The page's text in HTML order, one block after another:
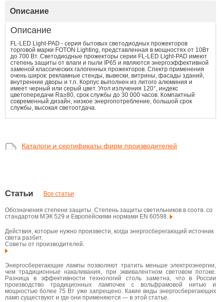
Описание
Описание
FL-LED Light-PAD - серия бытовых светодиодных прожекторов
торговой марки FOTON Lighting, представленная в мощностях от 10Вт
до 700 Вт. Светодиодные прожекторы серии FL-LED Light-PAD имеют
степень защиты от влаги и пыли IP65 и являются энергоэффективной
заменой классических галогенных прожекторов. Спектр применения
очень широк: рекламные стенды, вывески, витрины, фасады зданий,
внутренние дворы и т.п. Корпус выполнен из литого алюминия и
имеет черный или серый цвет. Угол излучения 120°, индекс
цветопередачи Ra≥80, срок службы до 30 000 часов. Компактный
современный дизайн, низкое энергопотребление, большой срок
службы, высокая светоотдача.
Каталоги и сертификаты фирм производителей
Статьи Все статьи
Обозначения степени защиты. Степень защиты светильников в соотв. со
стандартом МЭК 529 и Европейскими нормами EN 60598.
Действия, которые нужно произвести, когда энергосберегающий источник
света разбит.
Советы от производителей.
Энергосберегающие лампы позволяют тратить меньше электроэнергии,
чем традиционные накаливания, при эквивалентном световом потоке.
Разница в эффективности технологий столь заметна, что в России
производство традиционных лампочек с вольфрамовой нитью и
мощностью более 75 Вт уже запрещено. Какие виды энергосберегающих
ламп существуют и где они применяются — в этой статье.